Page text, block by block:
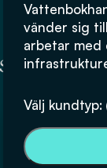
vänder sig
arbetar med
Välj kundtyp:
Produkter
Här kan du